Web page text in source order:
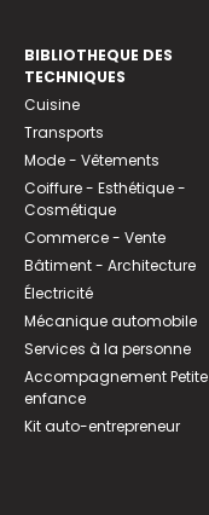
BIBLIOTHEQUE DES
TECHNIQUES
Cuisine
Transports
Mode - Vêtements
Coiffure - Esthétique -
Cosmétique
Commerce - Vente
Bâtiment - Architecture
Électricité
Mécanique automobile
Services à la personne
Accompagnement Petite
enfance
Kit auto-entrepreneur